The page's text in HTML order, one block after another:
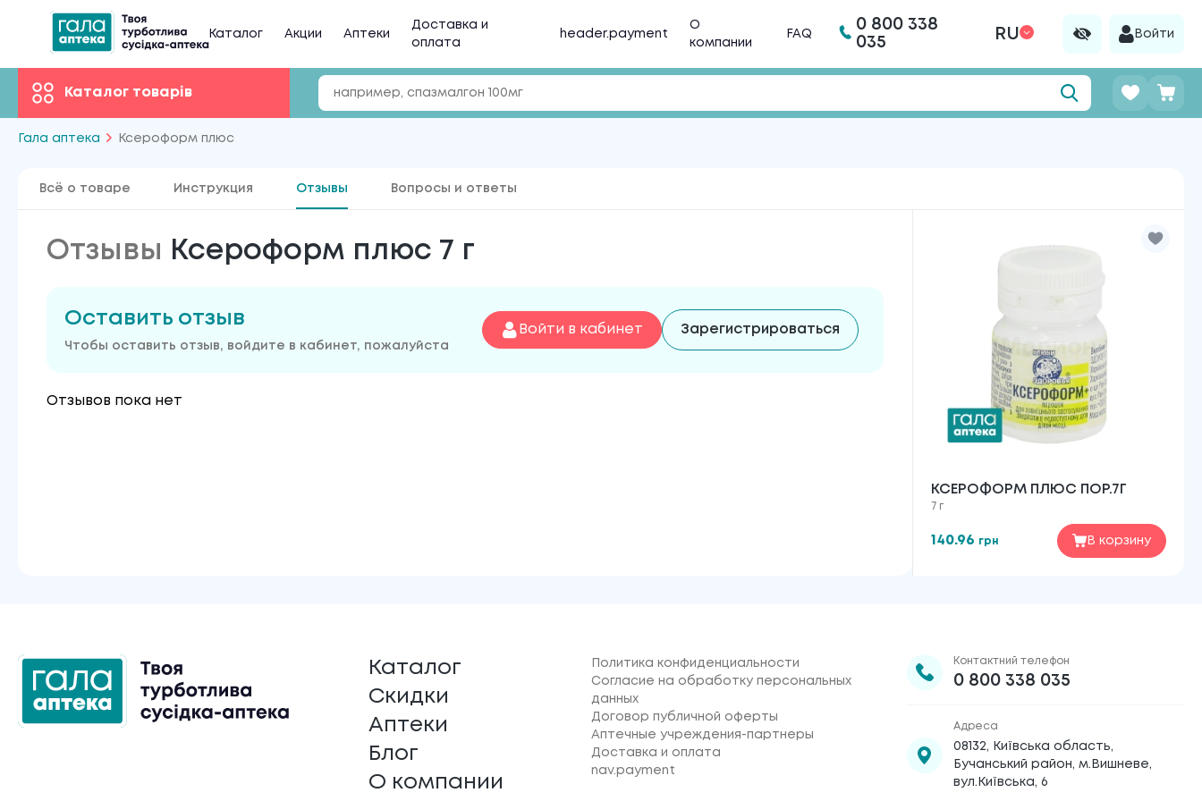
Каталог Акции Аптеки
Доставка и
оплата
header.payment
О
компании
FAQ
0 800 338
035
RU Войти
Каталог товарів
Гала аптека Ксероформ плюс
Всё о товаре Инструкция Отзывы Вопросы и ответы
Отзывы Ксероформ плюс 7 г
Оставить отзыв
Чтобы оставить отзыв, войдите в кабинет, пожалуйста
Войти в кабинет Зарегистрироваться
Отзывов пока нет
КСЕРОФОРМ ПЛЮС ПОР.7Г
7 г
140.96 грн В корзину
Каталог
Скидки
Аптеки
Блог
О компании
Политика конфиденциальности
Согласие на обработку персональных
данных
Договор публичной оферты
Аптечные учреждения-партнеры
Доставка и оплата
nav.payment
Контактний телефон
0 800 338 035
Адреса
08132, Київська область,
Бучанський район, м.Вишневе,
вул.Київська, 6